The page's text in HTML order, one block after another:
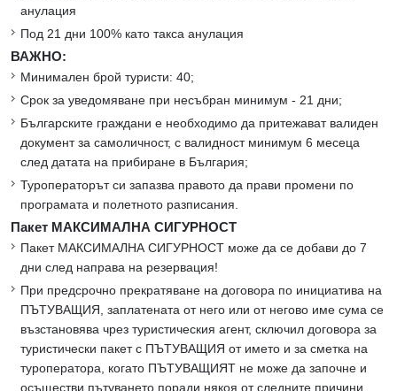
анулация
Под 21 дни 100% като такса анулация
ВАЖНО:
Минимален брой туристи: 40;
Срок за уведомяване при несъбран минимум - 21 дни;
Българските граждани е необходимо да притежават валиден
документ за самоличност, с валидност минимум 6 месеца
след датата на прибиране в България;
Туроператорът си запазва правото да прави промени по
програмата и полетното разписания.
Пакет МАКСИМАЛНА СИГУРНОСТ
Пакет МАКСИМАЛНА СИГУРНОСТ може да се добави до 7
дни след направа на резервация!
При предсрочно прекратяване на договора по инициатива на
ПЪТУВАЩИЯ, заплатената от него или от негово име сума се
възстановява чрез туристическия агент, сключил договора за
туристически пакет с ПЪТУВАЩИЯ от името и за сметка на
туроператора, когато ПЪТУВАЩИЯТ не може да започне и
осъществи пътуването поради някоя от следните причини,